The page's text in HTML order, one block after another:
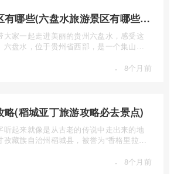
六盘水旅游景区有哪些(六盘水旅游景区有哪些景点值得去)
大家一起走进美丽的贵州六盘水，感受这
六盘水，位于贵州省西部，是一个集山水
· 8个月前
略(稻城亚丁旅游攻略必去景点)
听起来就像是从古老的传说中走出来的地
藏族自治州稻城县，被誉为“香格里拉的
· 8个月前